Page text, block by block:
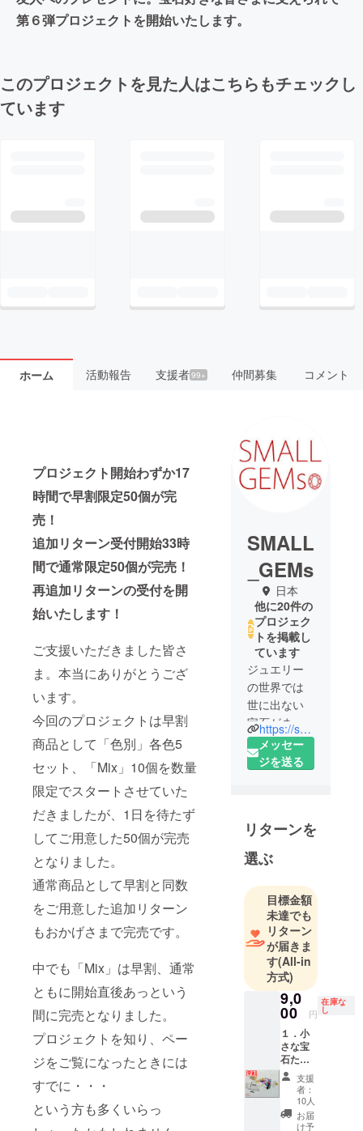
第６弾プロジェクトを開始いたします。
このプロジェクトを見た人はこちらもチェックし
ています
ホーム 活動報告 支援者99+ 仲間募集 コメント
プロジェクト開始わずか17
時間で早割限定50個が完
売！
追加リターン受付開始33時
間で通常限定50個が完売！
再追加リターンの受付を開
始いたします！
ご支援いただきました皆さ
ま。本当にありがとうござ
います。
今回のプロジェクトは早割
商品として「色別」各色5
セット、「Mix」10個を数量
限定でスタートさせていた
だきましたが、1日を待たず
してご用意した50個が完売
となりました。
通常商品として早割と同数
をご用意した追加リターン
もおかげさまで完売です。
中でも「Mix」は早割、通常
ともに開始直後あっという
間に完売となりました。
プロジェクトを知り、ペー
ジをご覧になったときには
すでに・・・
という方も多くいらっ
SMALL
_GEMs
日本
他に20件の
プロジェク
トを掲載し
ています
ジュエリー
の世界では
世に出ない
宝石がまだ
まだたくさ
んありま
い、キズや
カケなど理
由は
様々・・・
。SMALL
GEMs は、
そんな小さ
な宝石たち
を世に送り
出す活動を
始めまし
ご自身用
に。
ご家族・ご
https://small-gems.candy-k-diamond.com
メッセー
ジを送る
リターンを
選ぶ
目標金額
未達でも
リターン
が届きま
す(All-in
方式)
9,0
00 円
在庫な
し
１．小
さな宝
石たち
「各
色」
【早
割】
（品
支援
者：
10人
お届
け予